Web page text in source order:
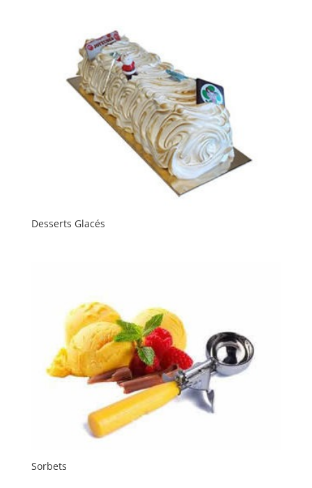
Desserts Glacés
Sorbets